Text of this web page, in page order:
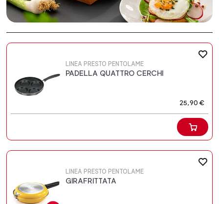
LINEA PRESTO PENTOLAME
PADELLA QUATTRO CERCHI
25,90 €
LINEA PRESTO PENTOLAME
GIRAFRITTATA